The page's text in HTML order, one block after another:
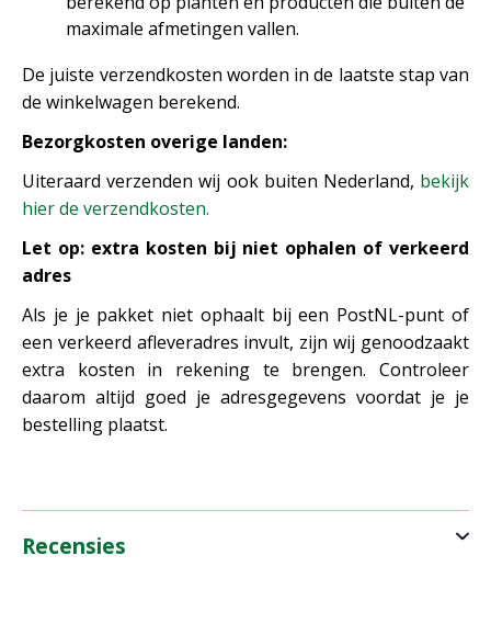
maximale afmetingen vallen.
De juiste verzendkosten worden in de laatste stap van
de winkelwagen berekend.
Bezorgkosten overige landen:
Uiteraard verzenden wij ook buiten Nederland, bekijk
hier de verzendkosten.
Let op: extra kosten bij niet ophalen of verkeerd
adres
Als je je pakket niet ophaalt bij een PostNL-punt of
een verkeerd afleveradres invult, zijn wij genoodzaakt
extra kosten in rekening te brengen. Controleer
daarom altijd goed je adresgegevens voordat je je
bestelling plaatst.
Recensies